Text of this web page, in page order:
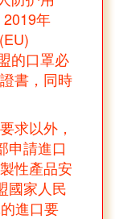
2019年
的口罩必
書，同時
求以外，
申請進口
性產品安
國家人民
進口要